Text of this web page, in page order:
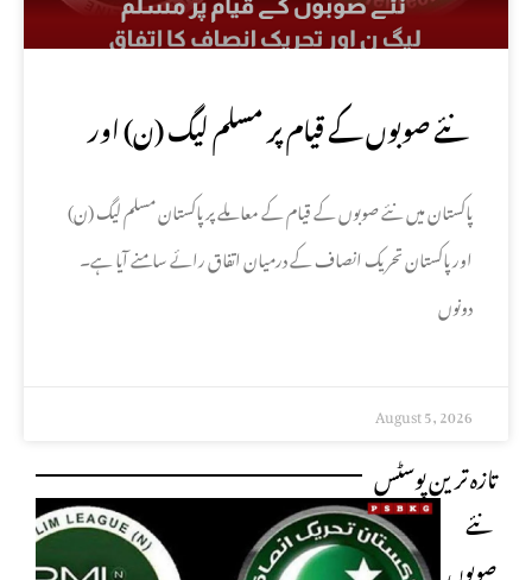
نئے صوبوں کے قیام پر مسلم لیگ (ن) اور
تحریک انصاف کا اتفاق
پاکستان میں نئے صوبوں کے قیام کے معاملے پر پاکستان مسلم لیگ (ن)
اور پاکستان تحریک انصاف کے درمیان اتفاق رائے سامنے آیا ہے۔
دونوں
August 5, 2026
تازہ ترین پوسٹس
نئے
صوبوں